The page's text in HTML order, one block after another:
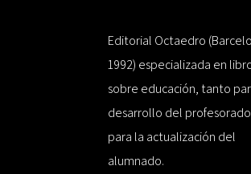
Editorial Octaedro
1992) especializada en
sobre educación, tanto
desarrollo del
para la actualización del
alumnado.